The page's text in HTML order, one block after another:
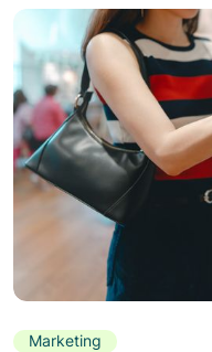
Marketing